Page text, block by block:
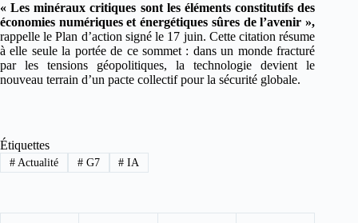
« Les minéraux critiques sont les éléments constitutifs des
économies numériques et énergétiques sûres de l’avenir »,
rappelle le Plan d’action signé le 17 juin. Cette citation résume
à elle seule la portée de ce sommet : dans un monde fracturé
par les tensions géopolitiques, la technologie devient le
nouveau terrain d’un pacte collectif pour la sécurité globale.
Étiquettes
#Actualité #G7 # IA